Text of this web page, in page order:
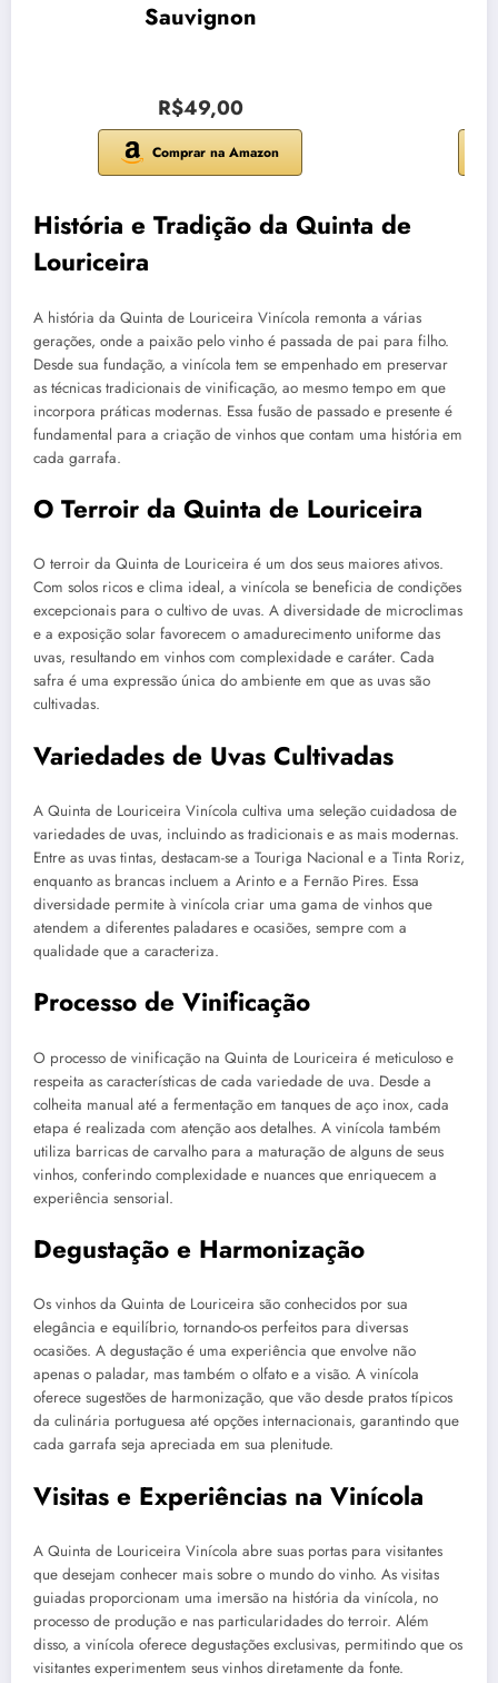
Sauvignon
R$49,00
Comprar na Amazon
História e Tradição da Quinta de
Louriceira
A história da Quinta de Louriceira Vinícola remonta a várias
gerações, onde a paixão pelo vinho é passada de pai para filho.
Desde sua fundação, a vinícola tem se empenhado em preservar
as técnicas tradicionais de vinificação, ao mesmo tempo em que
incorpora práticas modernas. Essa fusão de passado e presente é
fundamental para a criação de vinhos que contam uma história em
cada garrafa.
O Terroir da Quinta de Louriceira
O terroir da Quinta de Louriceira é um dos seus maiores ativos.
Com solos ricos e clima ideal, a vinícola se beneficia de condições
excepcionais para o cultivo de uvas. A diversidade de microclimas
e a exposição solar favorecem o amadurecimento uniforme das
uvas, resultando em vinhos com complexidade e caráter. Cada
safra é uma expressão única do ambiente em que as uvas são
cultivadas.
Variedades de Uvas Cultivadas
A Quinta de Louriceira Vinícola cultiva uma seleção cuidadosa de
variedades de uvas, incluindo as tradicionais e as mais modernas.
Entre as uvas tintas, destacam-se a Touriga Nacional e a Tinta Roriz,
enquanto as brancas incluem a Arinto e a Fernão Pires. Essa
diversidade permite à vinícola criar uma gama de vinhos que
atendem a diferentes paladares e ocasiões, sempre com a
qualidade que a caracteriza.
Processo de Vinificação
O processo de vinificação na Quinta de Louriceira é meticuloso e
respeita as características de cada variedade de uva. Desde a
colheita manual até a fermentação em tanques de aço inox, cada
etapa é realizada com atenção aos detalhes. A vinícola também
utiliza barricas de carvalho para a maturação de alguns de seus
vinhos, conferindo complexidade e nuances que enriquecem a
experiência sensorial.
Degustação e Harmonização
Os vinhos da Quinta de Louriceira são conhecidos por sua
elegância e equilíbrio, tornando-os perfeitos para diversas
ocasiões. A degustação é uma experiência que envolve não
apenas o paladar, mas também o olfato e a visão. A vinícola
oferece sugestões de harmonização, que vão desde pratos típicos
da culinária portuguesa até opções internacionais, garantindo que
cada garrafa seja apreciada em sua plenitude.
Visitas e Experiências na Vinícola
A Quinta de Louriceira Vinícola abre suas portas para visitantes
que desejam conhecer mais sobre o mundo do vinho. As visitas
guiadas proporcionam uma imersão na história da vinícola, no
processo de produção e nas particularidades do terroir. Além
disso, a vinícola oferece degustações exclusivas, permitindo que os
visitantes experimentem seus vinhos diretamente da fonte.